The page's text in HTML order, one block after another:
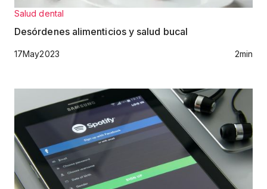
Salud dental
Desórdenes alimenticios y salud bucal
17May2023 2min